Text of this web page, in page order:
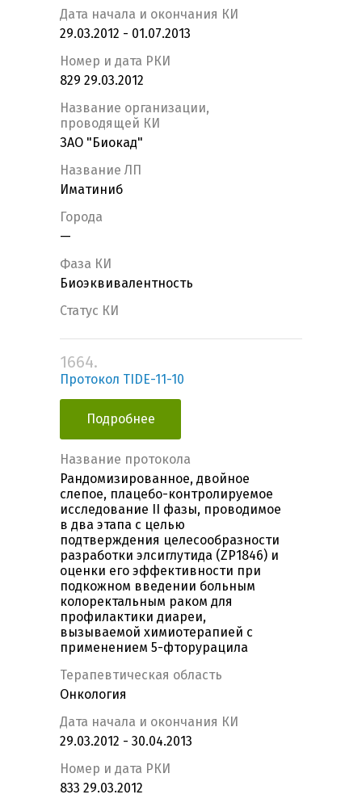
Дата начала и окончания КИ
29.03.2012 - 01.07.2013
Номер и дата РКИ
829 29.03.2012
Название организации,
проводящей КИ
ЗАО "Биокад"
Название ЛП
Иматиниб
Города
—
Фаза КИ
Биоэквивалентность
Статус КИ
1664.
Протокол TIDE-11-10
Подробнее
Название протокола
Рандомизированное, двойное
слепое, плацебо-контролируемое
исследование II фазы, проводимое
в два этапа с целью
подтверждения целесообразности
разработки элсиглутида (ZP1846) и
оценки его эффективности при
подкожном введении больным
колоректальным раком для
профилактики диареи,
вызываемой химиотерапией с
применением 5-фторурацила
Терапевтическая область
Онкология
Дата начала и окончания КИ
29.03.2012 - 30.04.2013
Номер и дата РКИ
833 29.03.2012